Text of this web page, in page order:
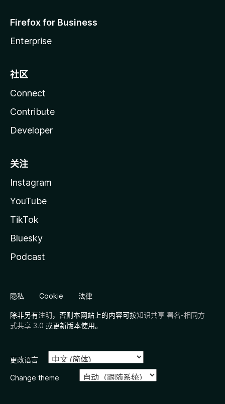
Firefox for Business
Enterprise
社区
Connect
Contribute
Developer
关注
Instagram
YouTube
TikTok
Bluesky
Podcast
隐私 Cookie 法律
除非另有注明，否则本网站上的内容可按知识共享 署名-相同方
式共享 3.0 或更新版本使用。
更改语言
Change theme